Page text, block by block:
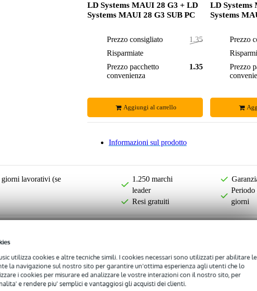
utilizza cookies e altre tecniche simili. I cookies necessari sono utilizzati per abilitare le
la navigazione sul nostro sito per garantire un'ottima esperienza agli utenti che lo
i cookies per misurare ed analizzare le vostre interazioni con il nostro sito, per
e rendere piu' semplici e vantaggiosi gli acquisti dei clienti.
LD Systems MAUI 28 G3 + LD
Systems MAUI 28 G3 SUB PC
Prezzo consigliato
1.358,00 €
Risparmiate
Prezzo pacchetto
convenienza
1.354,00 €
Aggiungi al carrello
LD Systems
Systems
Prezzo
Prezzo
Informazioni sul prodotto
lavorativi (se
1.250 marchi
leader
Resi gratuiti
giorni